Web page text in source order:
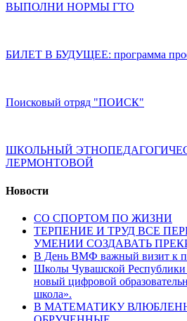
ВЫПОЛНИ НОРМЫ ГТО
БИЛЕТ В БУДУЩЕЕ: программа
Поисковый отряд "ПОИСК"
ШКОЛЬНЫЙ
ЛЕРМОНТОВОЙ
Новости
СО СПОРТОМ ПО ЖИЗНИ
ТЕРПЕНИЕ И ТРУД ВСЕ
УМЕНИИ СОЗДАВАТЬ
В День ВМФ важный визит к
Школы Чувашской Республики
новый цифровой
школа».
В МАТЕМАТИКУ